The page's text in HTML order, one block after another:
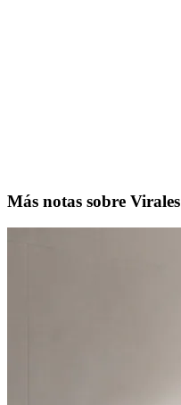
Más notas sobre Virales